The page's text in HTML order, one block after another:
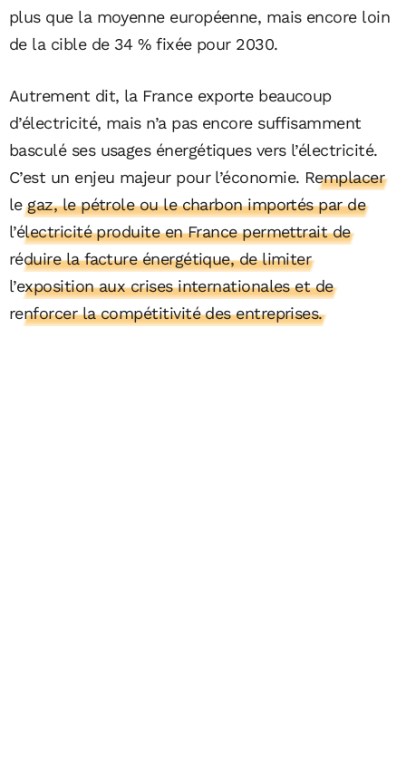
plus que la moyenne européenne, mais encore loin
de la cible de 34 % fixée pour 2030.
Autrement dit, la France exporte beaucoup
d’électricité, mais n’a pas encore suffisamment
basculé ses usages énergétiques vers l’électricité.
C’est un enjeu majeur pour l’économie. Remplacer
le gaz, le pétrole ou le charbon importés par de
l’électricité produite en France permettrait de
réduire la facture énergétique, de limiter
l’exposition aux crises internationales et de
renforcer la compétitivité des entreprises.